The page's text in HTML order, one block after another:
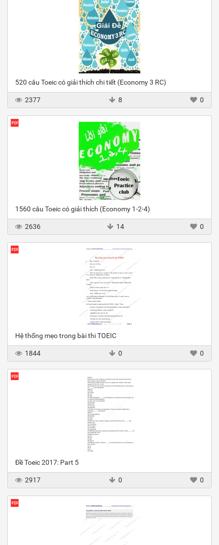
520 câu Toeic có giải thích chi tiết (Economy 3 RC)
2377 8 0
1560 câu Toeic có giải thích (Economy 1-2-4)
2636 14 0
Hệ thống mẹo trong bài thi TOEIC
1844 0 0
Đề Toeic 2017: Part 5
2917 0 0